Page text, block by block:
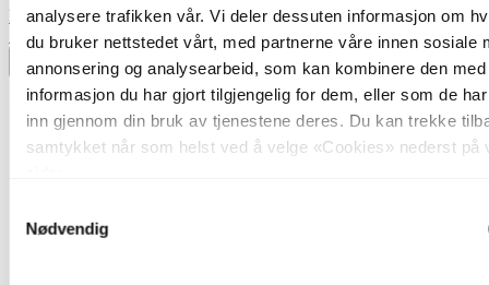
analysere trafikken vår. Vi deler dessuten informasjon om
du bruker nettstedet vårt, med partnerne våre innen sosiale
annonsering og analysearbeid, som kan kombinere den med
informasjon du har gjort tilgjengelig for dem, eller som de
inn gjennom din bruk av tjenestene deres. Du kan trekke
samtykket når som helst ved å velge «Cookies» nederst på
Nødvendig
kr 299,-
50%
Legg til ønskeliste